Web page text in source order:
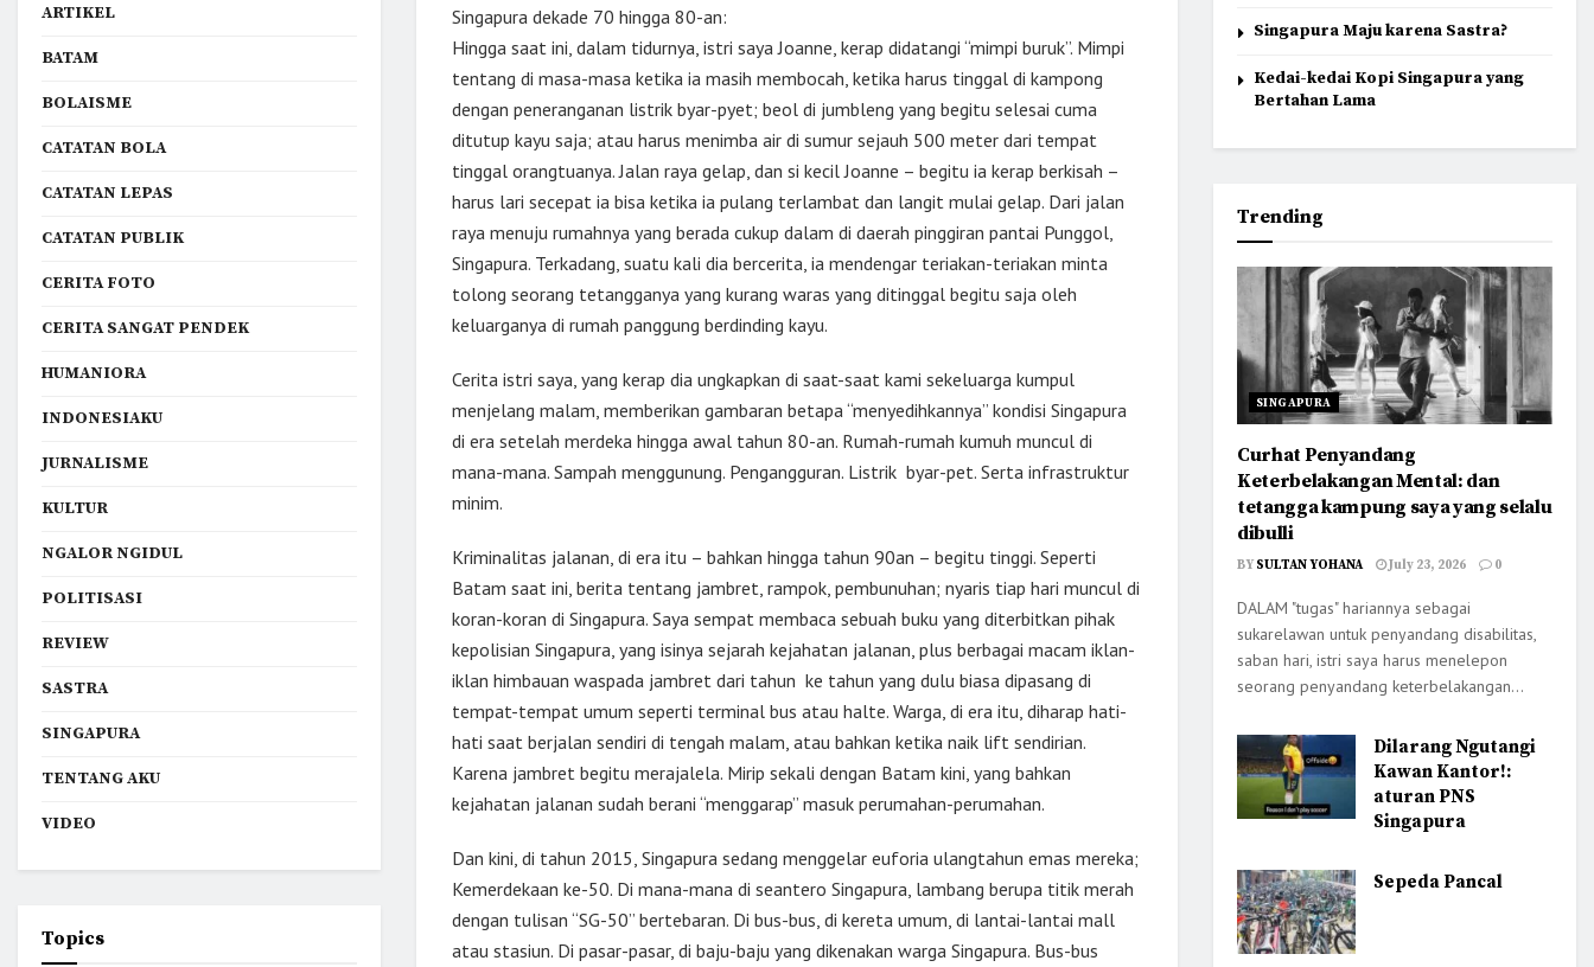
Singapura dekade 70 hingga 80-an:
Hingga saat ini, dalam tidurnya, istri saya Joanne, kerap didatangi “mimpi buruk”. Mimpi
tentang di masa-masa ketika ia masih membocah, ketika harus tinggal di kampong
dengan peneranganan listrik byar-pyet; beol di jumbleng yang begitu selesai cuma
ditutup kayu saja; atau harus menimba air di sumur sejauh 500 meter dari tempat
tinggal orangtuanya. Jalan raya gelap, dan si kecil Joanne – begitu ia kerap berkisah –
harus lari secepat ia bisa ketika ia pulang terlambat dan langit mulai gelap. Dari jalan
raya menuju rumahnya yang berada cukup dalam di daerah pinggiran pantai Punggol,
Singapura. Terkadang, suatu kali dia bercerita, ia mendengar teriakan-teriakan minta
tolong seorang tetangganya yang kurang waras yang ditinggal begitu saja oleh
keluarganya di rumah panggung berdinding kayu.
Cerita istri saya, yang kerap dia ungkapkan di saat-saat kami sekeluarga kumpul
menjelang malam, memberikan gambaran betapa “menyedihkannya” kondisi Singapura
di era setelah merdeka hingga awal tahun 80-an. Rumah-rumah kumuh muncul di
mana-mana. Sampah menggunung. Pengangguran. Listrik byar-pet. Serta infrastruktur
minim.
Kriminalitas jalanan, di era itu – bahkan hingga tahun 90an – begitu tinggi. Seperti
Batam saat ini, berita tentang jambret, rampok, pembunuhan; nyaris tiap hari muncul di
koran-koran di Singapura. Saya sempat membaca sebuah buku yang diterbitkan pihak
kepolisian Singapura, yang isinya sejarah kejahatan jalanan, plus berbagai macam iklan-
iklan himbauan waspada jambret dari tahun ke tahun yang dulu biasa dipasang di
tempat-tempat umum seperti terminal bus atau halte. Warga, di era itu, diharap hati-
hati saat berjalan sendiri di tengah malam, atau bahkan ketika naik lift sendirian.
Karena jambret begitu merajalela. Mirip sekali dengan Batam kini, yang bahkan
kejahatan jalanan sudah berani “menggarap” masuk perumahan-perumahan.
Dan kini, di tahun 2015, Singapura sedang menggelar euforia ulangtahun emas mereka;
Kemerdekaan ke-50. Di mana-mana di seantero Singapura, lambang berupa titik merah
dengan tulisan “SG-50” bertebaran. Di bus-bus, di kereta umum, di lantai-lantai mall
atau stasiun. Di pasar-pasar, di baju-baju yang dikenakan warga Singapura. Bus-bus
ARTIKEL
BATAM
BOLAISME
CATATAN BOLA
CATATAN LEPAS
CATATAN PUBLIK
CERITA FOTO
CERITA SANGAT PENDEK
HUMANIORA
INDONESIAKU
JURNALISME
KULTUR
NGALOR NGIDUL
POLITISASI
REVIEW
SASTRA
SINGAPURA
TENTANG AKU
VIDEO
Topics
Singapura Maju karena Sastra?
Kedai-kedai Kopi Singapura yang
Bertahan Lama
Trending
SINGAPURA
Curhat Penyandang
Keterbelakangan Mental: dan
tetangga kampung saya yang selalu
dibulli
BY SULTAN YOHANA July 23, 2026 0
DALAM "tugas" hariannya sebagai
sukarelawan untuk penyandang disabilitas,
saban hari, istri saya harus menelepon
seorang penyandang keterbelakangan...
Dilarang Ngutangi
Kawan Kantor!:
aturan PNS
Singapura
Sepeda Pancal